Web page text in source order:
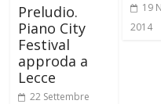
Preludio.
Piano City
Festival
approda a
Lecce
22 Settembre
19
2014